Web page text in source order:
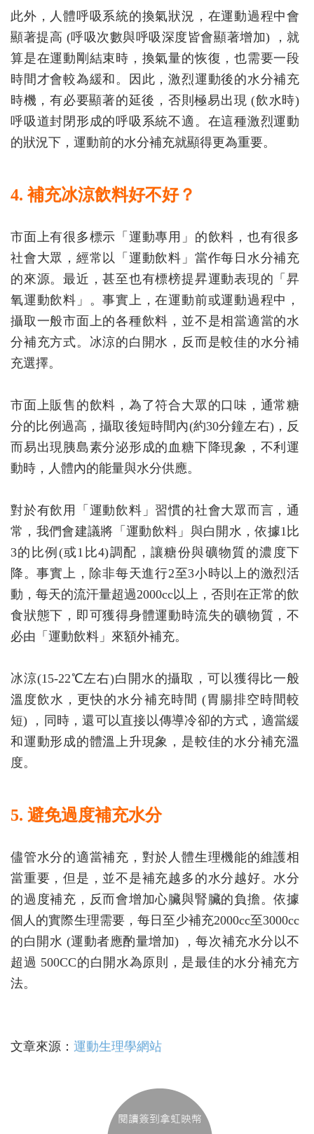
此外，人體呼吸系統的換氣狀況，在運動過程中會
顯著提高 (呼吸次數與呼吸深度皆會顯著增加) ，就
算是在運動剛結束時，換氣量的恢復，也需要一段
時間才會較為緩和。因此，激烈運動後的水分補充
時機，有必要顯著的延後，否則極易出現 (飲水時)
呼吸道封閉形成的呼吸系統不適。在這種激烈運動
的狀況下，運動前的水分補充就顯得更為重要。
4. 補充冰涼飲料好不好？
市面上有很多標示「運動專用」的飲料，也有很多
社會大眾，經常以「運動飲料」當作每日水分補充
的來源。最近，甚至也有標榜提昇運動表現的「昇
氧運動飲料」。事實上，在運動前或運動過程中，
攝取一般市面上的各種飲料，並不是相當適當的水
分補充方式。冰涼的白開水，反而是較佳的水分補
充選擇。
市面上販售的飲料，為了符合大眾的口味，通常糖
分的比例過高，攝取後短時間內(約30分鐘左右)，反
而易出現胰島素分泌形成的血糖下降現象，不利運
動時，人體內的能量與水分供應。
對於有飲用「運動飲料」習慣的社會大眾而言，通
常，我們會建議將「運動飲料」與白開水，依據1比
3的比例(或1比4)調配，讓糖份與礦物質的濃度下
降。事實上，除非每天進行2至3小時以上的激烈活
動，每天的流汗量超過2000cc以上，否則在正常的飲
食狀態下，即可獲得身體運動時流失的礦物質，不
必由「運動飲料」來額外補充。
冰涼(15-22℃左右)白開水的攝取，可以獲得比一般
溫度飲水，更快的水分補充時間 (胃腸排空時間較
短) ，同時，還可以直接以傳導冷卻的方式，適當緩
和運動形成的體溫上升現象，是較佳的水分補充溫
度。
5. 避免過度補充水分
儘管水分的適當補充，對於人體生理機能的維護相
當重要，但是，並不是補充越多的水分越好。水分
的過度補充，反而會增加心臟與腎臟的負擔。依據
個人的實際生理需要，每日至少補充2000cc至3000cc
的白開水 (運動者應酌量增加) ，每次補充水分以不
超過 500CC的白開水為原則，是最佳的水分補充方
法。
文章來源： 運動生理學網站